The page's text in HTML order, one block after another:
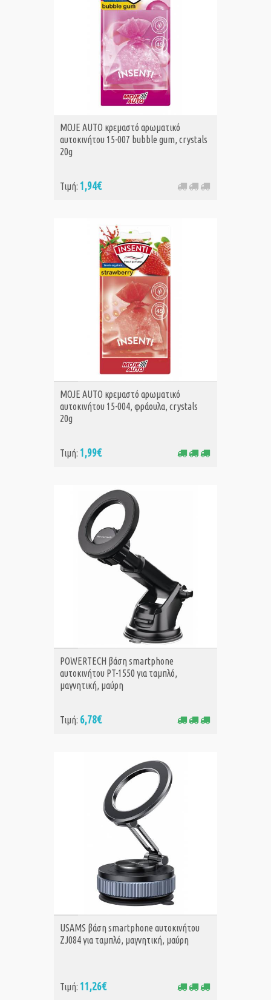
MOJE AUTO κρεμαστό αρωματικό
αυτοκινήτου 15-007 bubble gum, crystals
20g
Τιμή: 1,94€
ΑΓΟΡΑ
MOJE AUTO κρεμαστό αρωματικό
αυτοκινήτου 15-004, φράουλα, crystals
20g
Τιμή: 1,99€
ΑΓΟΡΑ
POWERTECH βάση smartphone
αυτοκινήτου PT-1550 για ταμπλό,
μαγνητική, μαύρη
Τιμή: 6,78€
ΑΓΟΡΑ
USAMS βάση smartphone αυτοκινήτου
ZJ084 για ταμπλό, μαγνητική, μαύρη
Τιμή: 11,26€